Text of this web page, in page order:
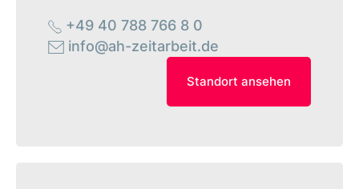
+49 40 788 766 8 0
info@ah-zeitarbeit.de
Standort ansehen